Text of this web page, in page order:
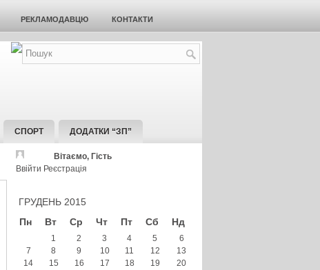
РЕКЛАМОДАВЦЮ КОНТАКТИ
СПОРТ ДОДАТКИ “ЗП”
Вітаємо, Гість
Ввійти Реєстрація
ГРУДЕНЬ 2015
Пн
Вт Ср Чт Пт Сб Нд
1 2 3 4 5
6
7
8 9 10 11 12
13
14
15 16 17 18 19
20